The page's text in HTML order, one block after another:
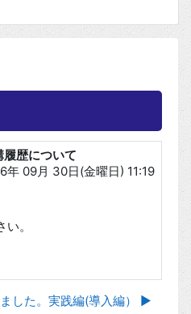
履歴について
年 09月 30日(金曜日) 11:19
数: 0
。
した。実践編(導入編） ▶︎